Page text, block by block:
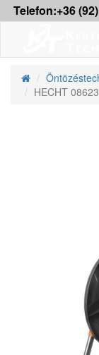
Telefon:+36
HECHT